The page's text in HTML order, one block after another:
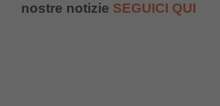
nostre notizie SEGUICI QUI